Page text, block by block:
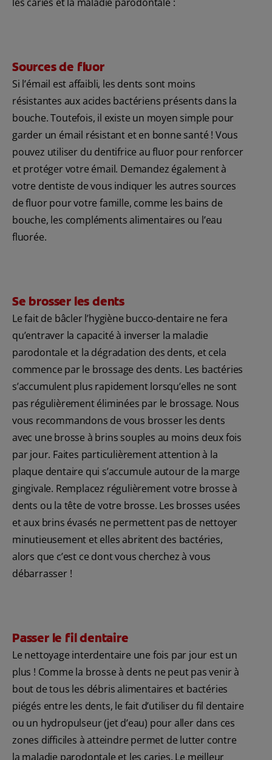
Sources de fluor
Si l’émail est affaibli, les dents sont moins
résistantes aux acides bactériens présents dans la
bouche. Toutefois, il existe un moyen simple pour
garder un émail résistant et en bonne santé ! Vous
pouvez utiliser du dentifrice au fluor pour renforcer
et protéger votre émail. Demandez également à
votre dentiste de vous indiquer les autres sources
de fluor pour votre famille, comme les bains de
bouche, les compléments alimentaires ou l’eau
fluorée.
Se brosser les dents
Le fait de bâcler l’hygiène bucco-dentaire ne fera
qu’entraver la capacité à inverser la maladie
parodontale et la dégradation des dents, et cela
commence par le brossage des dents. Les bactéries
s’accumulent plus rapidement lorsqu’elles ne sont
pas régulièrement éliminées par le brossage. Nous
vous recommandons de vous brosser les dents
avec une brosse à brins souples au moins deux fois
par jour. Faites particulièrement attention à la
plaque dentaire qui s’accumule autour de la marge
gingivale. Remplacez régulièrement votre brosse à
dents ou la tête de votre brosse. Les brosses usées
et aux brins évasés ne permettent pas de nettoyer
minutieusement et elles abritent des bactéries,
alors que c’est ce dont vous cherchez à vous
débarrasser !
Passer le fil dentaire
Le nettoyage interdentaire une fois par jour est un
plus ! Comme la brosse à dents ne peut pas venir à
bout de tous les débris alimentaires et bactéries
piégés entre les dents, le fait d’utiliser du fil dentaire
ou un hydropulseur (jet d’eau) pour aller dans ces
zones difficiles à atteindre permet de lutter contre
la maladie parodontale et les caries. Le meilleur